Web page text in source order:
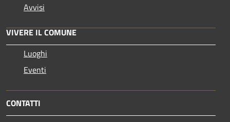
Avvisi
VIVERE IL COMUNE
Luoghi
Eventi
CONTATTI